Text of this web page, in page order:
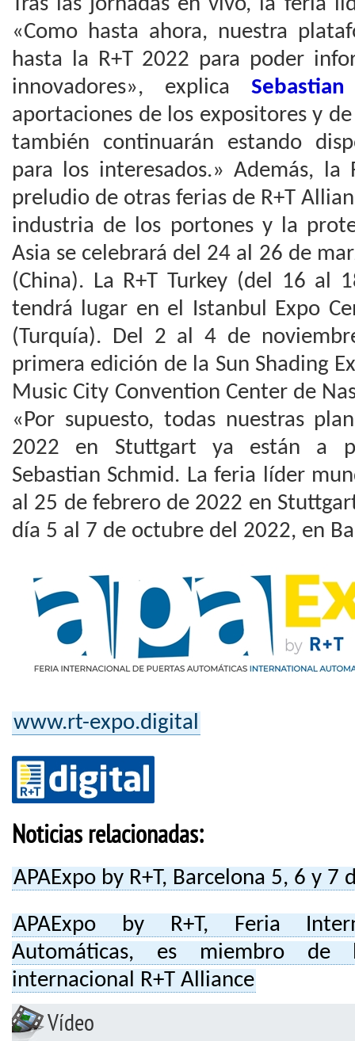
«Como hasta ahora, nuestra
hasta la R+T 2022 para poder
innovadores», explica
aportaciones de los expositores y
también continuarán estando
para los interesados.» Además,
preludio de otras ferias de R+T
industria de los portones y la
Asia se celebrará del 24 al 26 de
(China). La R+T Turkey (del 16 al
tendrá lugar en el Istanbul Expo
(Turquía). Del 2 al 4 de
primera edición de la Sun Shading
Music City Convention Center de
«Por supuesto, todas nuestras
2022 en Stuttgart ya están a
Sebastian Schmid. La feria líder
al 25 de febrero de 2022 en
día 5 al 7 de octubre del 2022, en
www.rt-expo.digital
Noticias relacionadas:
APAExpo by R+T, Barcelona 5, 6 y 7
APAExpo by R+T, Feria
Automáticas, es miembro de
internacional R+T Alliance
Vídeo